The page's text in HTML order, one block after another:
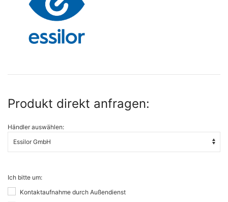
Produkt direkt anfragen:
Händler auswählen:
Ich bitte um:
Kontaktaufnahme durch Außendienst